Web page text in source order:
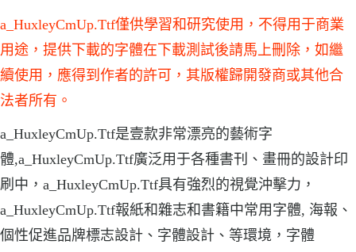
a_HuxleyCmUp.Ttf僅供學習和研究使用，不得用于商業
用途，提供下載的字體在下載測試後請馬上刪除，如繼
續使用，應得到作者的許可，其版權歸開發商或其他合
法者所有。
a_HuxleyCmUp.Ttf是壹款非常漂亮的藝術字
體,a_HuxleyCmUp.Ttf廣泛用于各種書刊、畫冊的設計印
刷中，a_HuxleyCmUp.Ttf具有強烈的視覺沖擊力，
a_HuxleyCmUp.Ttf報紙和雜志和書籍中常用字體, 海報、
個性促進品牌標志設計、字體設計、等環境，字體